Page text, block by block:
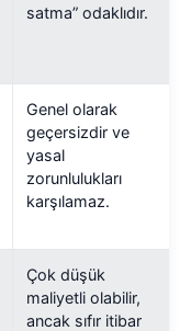
satma” odaklıdır.
Genel olarak
geçersizdir ve
yasal
zorunlulukları
karşılamaz.
Çok düşük
maliyetli olabilir,
ancak sıfır itibar